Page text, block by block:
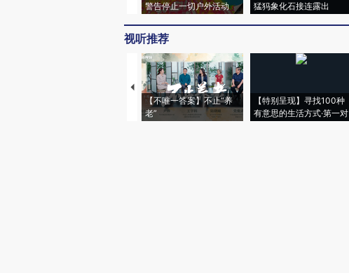
警告停止一切户外活动
猛犸象化石接连露出
视听推荐
【不唯一答案】不止“养
老”
【特别呈现】寻找100种
有意思的生活方式·第一对